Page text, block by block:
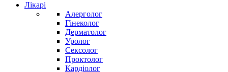
Лікарі
Алерголог
Гінеколог
Дерматолог
Уролог
Сексолог
Проктолог
Кардіолог